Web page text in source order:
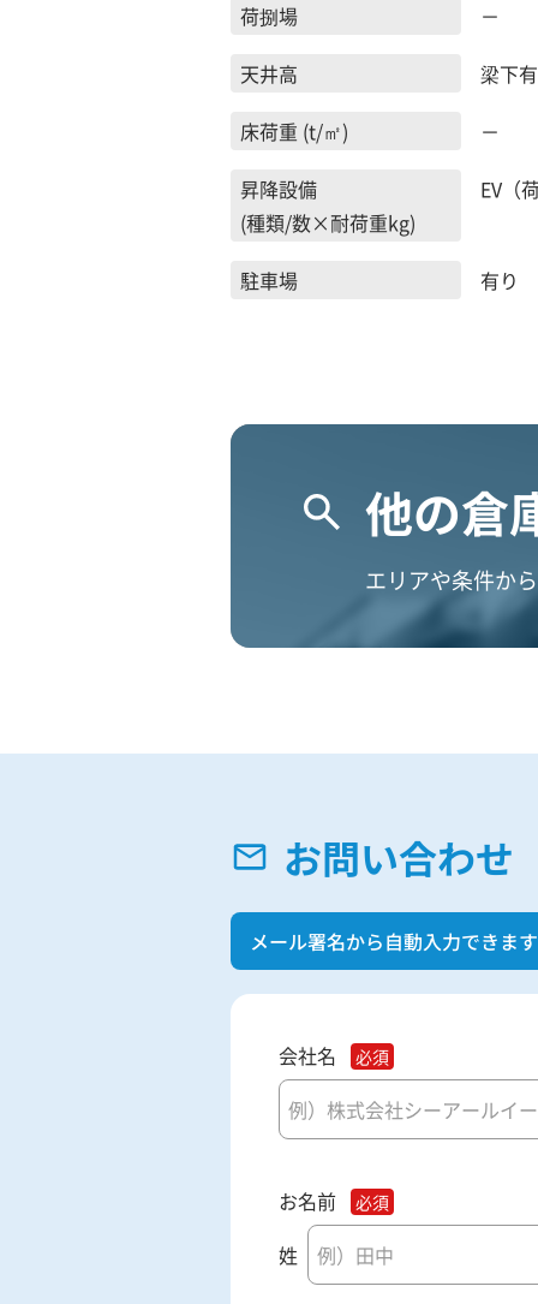
荷捌場
－
天井高
梁下
床荷重 (t/㎡)
－
昇降設備
(種類/数×耐荷重kg)
EV（
駐車場 有り
他の倉
エリアや条件か
お問い合わせ
メール署名から自動入力できます
会社名
お名前
姓